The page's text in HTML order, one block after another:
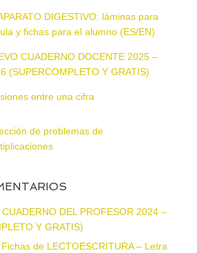
DIGESTIVO: láminas para
y fichas para el alumno (ES/EN)
CUADERNO DOCENTE 2025 –
(SUPERCOMPLETO Y GRATIS)
entre una cifra
de problemas de
CUADERNO DEL PROFESOR 2024 –
Y GRATIS)
Fichas de LECTOESCRITURA – Letra